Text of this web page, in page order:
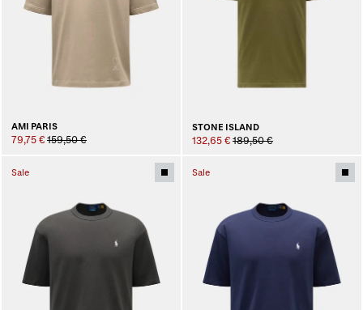
AMI PARIS
79,75 € 159,50 €
STONE ISLAND
132,65 € 189,50 €
Sale Sale